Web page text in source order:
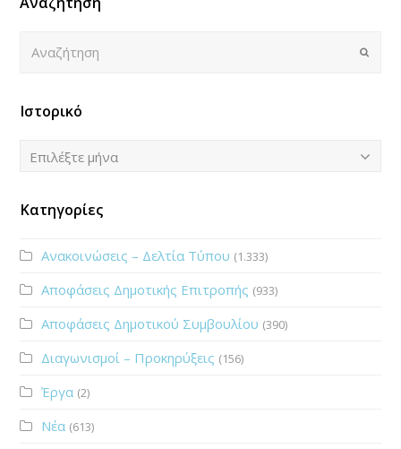
Submit
Ιστορικό
Ιστορικό
Επιλέξτε μήνα
Κατηγορίες
Ανακοινώσεις – Δελτία Τύπου (1.333)
Αποφάσεις Δημοτικής Επιτροπής (933)
Αποφάσεις Δημοτικού Συμβουλίου (390)
Διαγωνισμοί – Προκηρύξεις (156)
Έργα (2)
Νέα (613)